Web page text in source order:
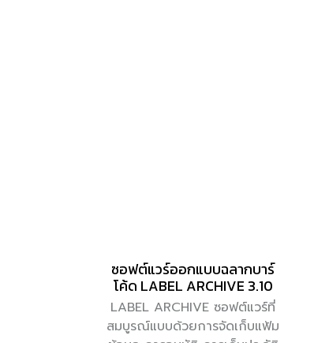
ซอฟต์แวร์ออกแบบฉลากบาร์
โค้ด LABEL ARCHIVE 3.10
LABEL ARCHIVE ซอฟต์แวร์ที่
สมบูรณ์แบบด้วยการจัดเก็บแฟ้ม